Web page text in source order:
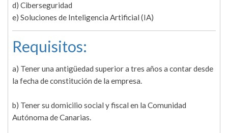
d) Ciberseguridad
e) Soluciones de Inteligencia Artificial (IA)
Requisitos:
a) Tener una antigüedad superior a tres años a contar desde
la fecha de constitución de la empresa.
b) Tener su domicilio social y fiscal en la Comunidad
Autónoma de Canarias.